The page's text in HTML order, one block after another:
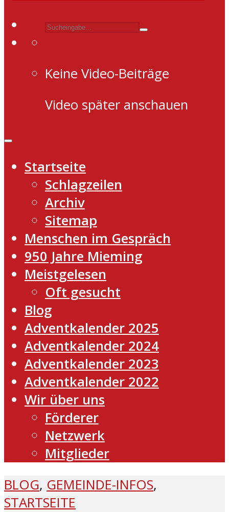
Keine Video-Beiträge
Video später anschauen
Startseite
Schlagzeilen
Archiv
Sitemap
Menschen im Gespräch
950 Jahre Mieming
Meistgelesen
Oft gesucht
Blog
Adventkalender 2025
Adventkalender 2024
Adventkalender 2023
Adventkalender 2022
Wir über uns
Förderer
Netzwerk
Mitglieder
BLOG, GEMEINDE-INFOS,
STARTSEITE